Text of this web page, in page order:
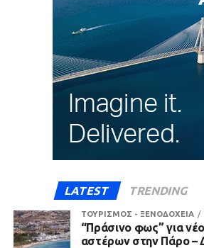
LATEST TRENDING
ΤΟΥΡΙΣΜΟΣ - ΞΕΝΟΔΟΧΕΙΑ
“Πράσινο φως” για
αστέρων στην Πάρο –